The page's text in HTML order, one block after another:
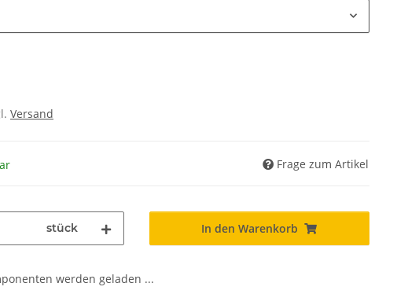
Versand
Frage zum Artikel
stück In den Warenkorb
werden geladen ...